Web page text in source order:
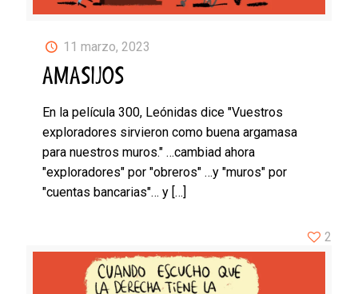
11 marzo, 2023
AMASIJOS
En la película 300, Leónidas dice "Vuestros
exploradores sirvieron como buena argamasa
para nuestros muros." …cambiad ahora
"exploradores" por "obreros" …y "muros" por
"cuentas bancarias"… y […]
2